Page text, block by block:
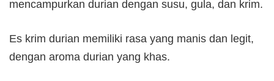
mencampurkan durian dengan susu, gula, dan krim.
Es krim durian memiliki rasa yang manis dan legit,
dengan aroma durian yang khas.